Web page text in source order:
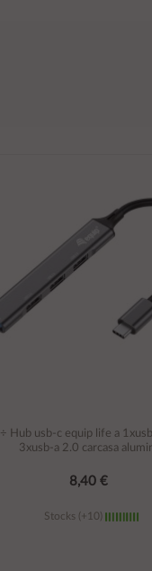
÷ Hub usb-c equip life a
3xusb-a 2.0 carcasa
8,40 €
Stocks (+10)